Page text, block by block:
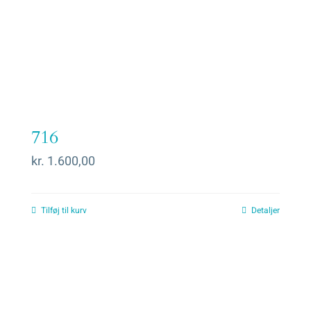
716
kr. 1.600,00
Tilføj til kurv Detaljer